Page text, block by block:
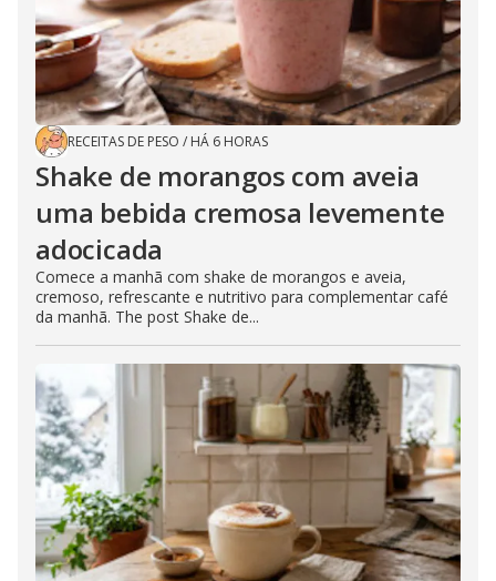
RECEITAS DE PESO / HÁ 6 HORAS
Shake de morangos com aveia
uma bebida cremosa levemente
adocicada
Comece a manhã com shake de morangos e aveia,
cremoso, refrescante e nutritivo para complementar café
da manhã. The post Shake de...